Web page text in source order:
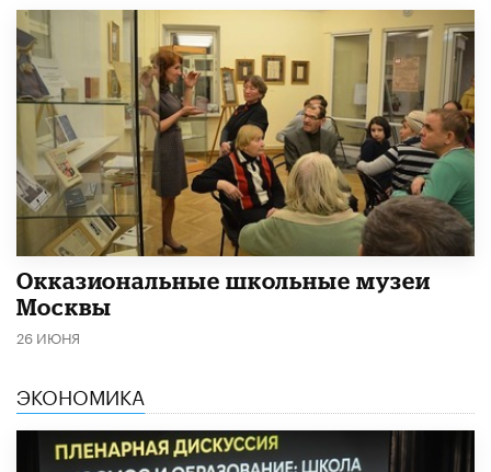
​Окказиональные школьные музеи
Москвы
26 ИЮНЯ
ЭКОНОМИКА